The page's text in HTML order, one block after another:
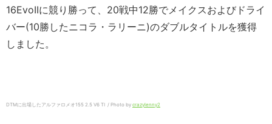
16EvoIIに競り勝って、20戦中12勝でメイクスおよびドライ
バー(10勝したニコラ・ラリーニ)のダブルタイトルを獲得
しました。
DTMに出場したアルファロメオ155 2.5 V6 TI / Photo by crazylenny2